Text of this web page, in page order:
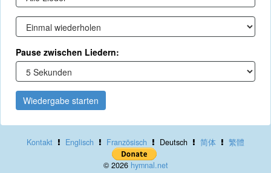
Pause zwischen Liedern:
Wiedergabe starten
Kontakt Englisch Französisch Deutsch 简体 繁體
© 2026 hymnal.net